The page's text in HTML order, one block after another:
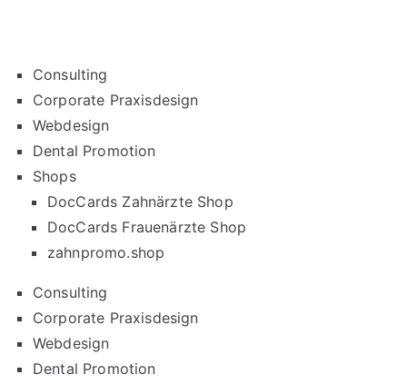
Consulting
Corporate Praxisdesign
Webdesign
Dental Promotion
Shops
DocCards Zahnärzte Shop
DocCards Frauenärzte Shop
zahnpromo.shop
Consulting
Corporate Praxisdesign
Webdesign
Dental Promotion